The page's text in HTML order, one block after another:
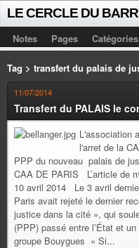
LE CERCLE DU
Notes Pages Catégories
Tag > transfert du palais de
11/07/2014
Transfert du PALAIS le
L'association
l'arret de la
PPP du nouveau palais de
CAA DE PARIS L’article de
10 avril 2014 Le 3 avril
Paris avait rejeté le dernier
justice dans la cité », qui
(PPP) passé entre l’État et
groupe Bouygues « Si...